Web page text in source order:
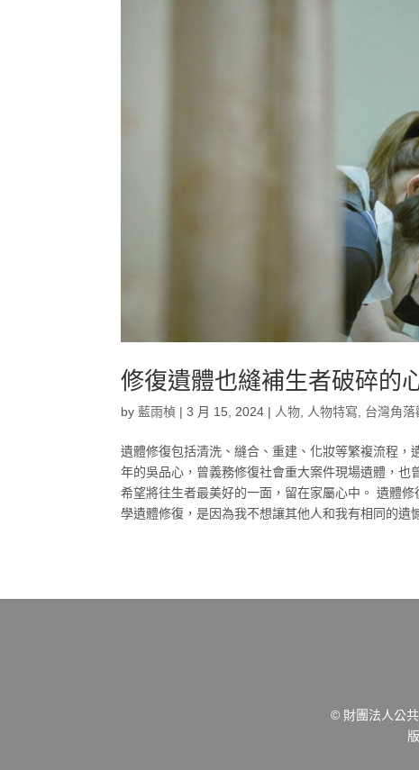
修復遺體也縫補生者破碎的
by藍雨楨 |3 月 15, 2024 | 人物 人物特寫 台灣角落
遺體修復包括清洗、縫合、重建、化妝等繁複流程
年的吳品心，曾義務修復社會重大案件現場遺體，也
希望將往生者最美好的一面，留在家屬心中。 遺體
學遺體修復，是因為我不想讓其他人和我有相同的遺
© 財團法人公